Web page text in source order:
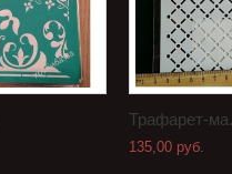
Трафарет-
135,00 руб.